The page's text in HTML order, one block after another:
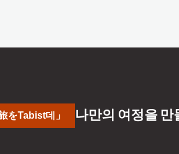
をTabist데」 나만의 여정을